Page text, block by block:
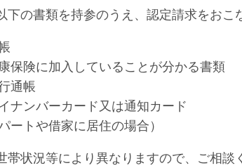
下の書類を持参のうえ、認定請求をおこ
保険に加入していることが分かる書類
通帳
ナンバーカード又は通知カード
ートや借家に居住の場合）
帯状況等により異なりますので、ご相談